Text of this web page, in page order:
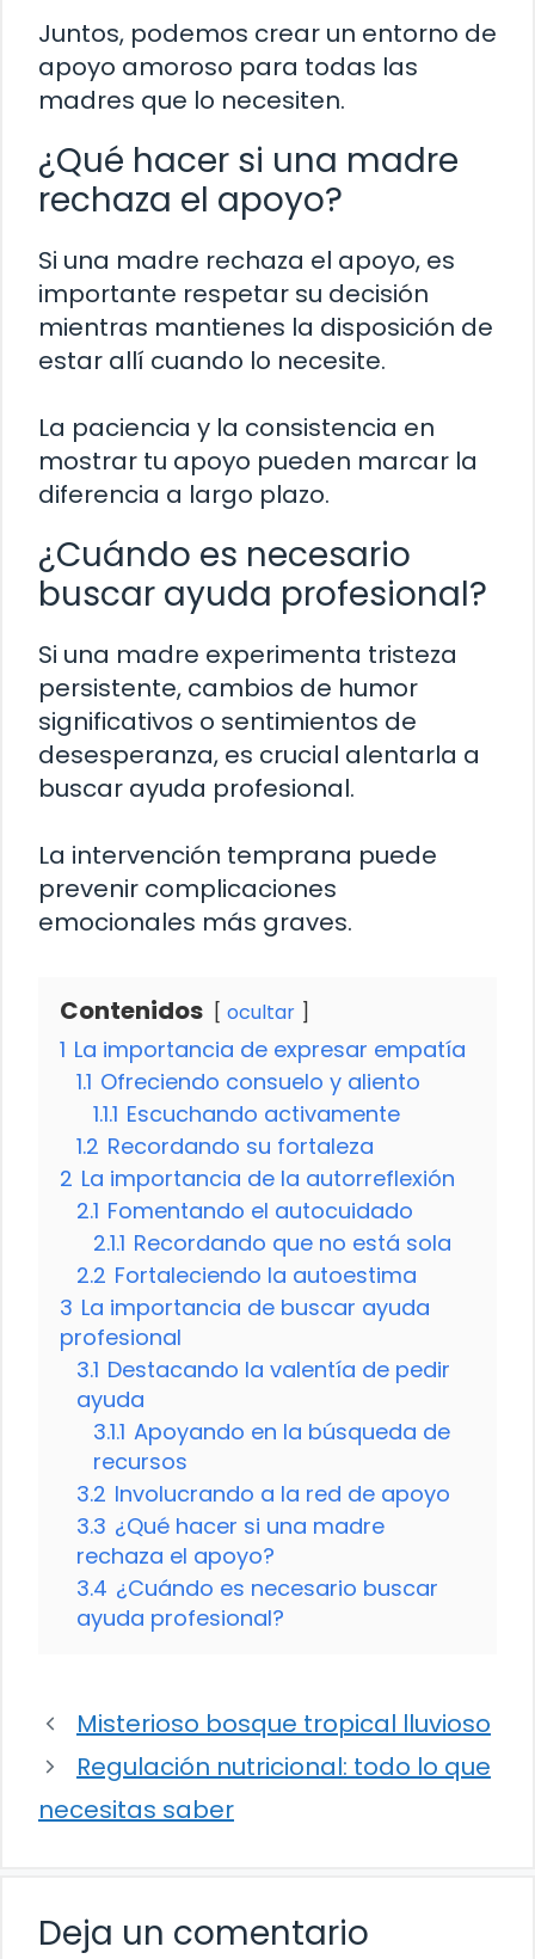
Juntos, podemos crear un entorno de
apoyo amoroso para todas las
madres que lo necesiten.
¿Qué hacer si una madre
rechaza el apoyo?
Si una madre rechaza el apoyo, es
importante respetar su decisión
mientras mantienes la disposición de
estar allí cuando lo necesite.
La paciencia y la consistencia en
mostrar tu apoyo pueden marcar la
diferencia a largo plazo.
¿Cuándo es necesario
buscar ayuda profesional?
Si una madre experimenta tristeza
persistente, cambios de humor
significativos o sentimientos de
desesperanza, es crucial alentarla a
buscar ayuda profesional.
La intervención temprana puede
prevenir complicaciones
emocionales más graves.
Contenidos ocultar
1 La importancia de expresar empatía
1.1 Ofreciendo consuelo y aliento
1.1.1 Escuchando activamente
1.2 Recordando su fortaleza
2 La importancia de la autorreflexión
2.1 Fomentando el autocuidado
2.1.1 Recordando que no está sola
2.2 Fortaleciendo la autoestima
3 La importancia de buscar ayuda
profesional
3.1 Destacando la valentía de pedir
ayuda
3.1.1 Apoyando en la búsqueda de
recursos
3.2 Involucrando a la red de apoyo
3.3 ¿Qué hacer si una madre
rechaza el apoyo?
3.4 ¿Cuándo es necesario buscar
ayuda profesional?
Misterioso bosque tropical lluvioso
Regulación nutricional: todo lo que
necesitas saber
Deja un comentario